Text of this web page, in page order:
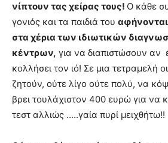
νίπτουν τας χείρας τους! Ο κάθε
γονιός και τα παιδιά του αφήνονται
στα χέρια των ιδιωτικών
κέντρων, για να διαπιστώσουν αν
κολλήσει τον ιό! Σε μια τετραμελή
ζητούν, ούτε λίγο ούτε πολύ, να
βρει τουλάχιστον 400 ευρώ για να
τεστ αλλιώς …..γαία πυρί μειχθήτω!!